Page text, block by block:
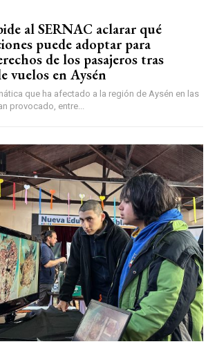
al SERNAC aclarar qué
puede adoptar para
de los pasajeros tras
vuelos en Aysén
que ha afectado a la región de Aysén en las
provocado, entre...